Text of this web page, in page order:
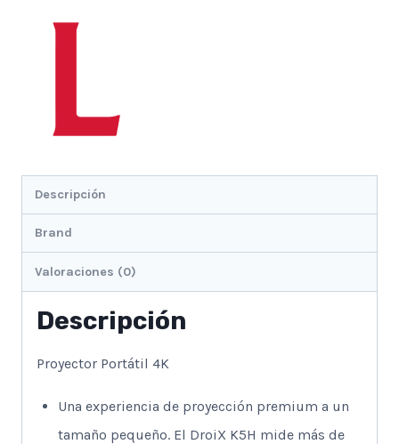
Descripción
Brand
Valoraciones (0)
Descripción
Proyector Portátil 4K
Una experiencia de proyección premium a un
tamaño pequeño. El DroiX K5H mide más de